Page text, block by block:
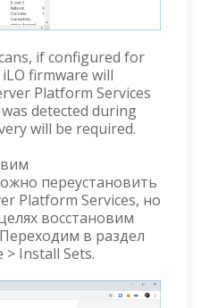
if configured for
firmware will
Platform Services
detected during
will be required.
переустановить
Platform Services, но
восстановим
в раздел
> Install Sets.